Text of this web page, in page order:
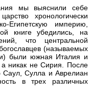
мы выяснили себе
хронологически
Египетскую империю,
книге убедились, на
что центральной
(называемых
были южная Италия и
никак не Сирия. После
Саул, Сулла и Аврелиан
в трех различных